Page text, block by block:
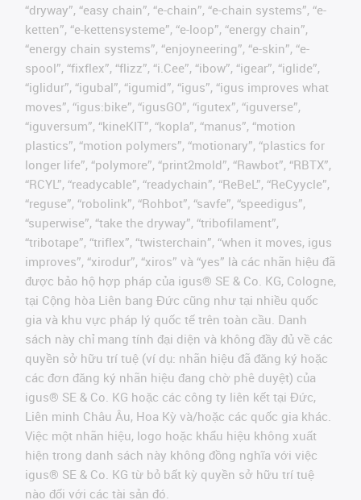
“dryway”, “easy chain”, “e-chain”, “e-chain systems”, “e-
ketten”, “e-kettensysteme”, “e-loop”, “energy chain”,
“energy chain systems”, “enjoyneering”, “e-skin”, “e-
spool”, “fixflex”, “flizz”, “i.Cee”, “ibow”, “igear”, “iglide”,
“iglidur”, “igubal”, “igumid”, “igus”, “igus improves what
moves”, “igus:bike”, “igusGO”, “igutex”, “iguverse”,
“iguversum”, “kineKIT”, “kopla”, “manus”, “motion
plastics”, “motion polymers”, “motionary”, “plastics for
longer life”, “polymore”, “print2mold”, “Rawbot”, “RBTX”,
“RCYL”, “readycable”, “readychain”, “ReBeL”, “ReCyycle”,
“reguse”, “robolink”, “Rohbot”, “savfe”, “speedigus”,
“superwise”, “take the dryway”, “tribofilament”,
“tribotape”, “triflex”, “twisterchain”, “when it moves, igus
improves”, “xirodur”, “xiros” và “yes” là các nhãn hiệu đã
được bảo hộ hợp pháp của igus® SE & Co. KG, Cologne,
tại Cộng hòa Liên bang Đức cũng như tại nhiều quốc
gia và khu vực pháp lý quốc tế trên toàn cầu. Danh
sách này chỉ mang tính đại diện và không đầy đủ về các
quyền sở hữu trí tuệ (ví dụ: nhãn hiệu đã đăng ký hoặc
các đơn đăng ký nhãn hiệu đang chờ phê duyệt) của
igus® SE & Co. KG hoặc các công ty liên kết tại Đức,
Liên minh Châu Âu, Hoa Kỳ và/hoặc các quốc gia khác.
Việc một nhãn hiệu, logo hoặc khẩu hiệu không xuất
hiện trong danh sách này không đồng nghĩa với việc
igus® SE & Co. KG từ bỏ bất kỳ quyền sở hữu trí tuệ
nào đối với các tài sản đó.